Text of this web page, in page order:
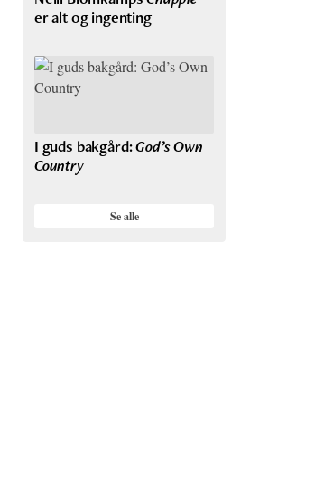
er alt og ingenting
I guds bakgård:God’s Own
Country
Se alle